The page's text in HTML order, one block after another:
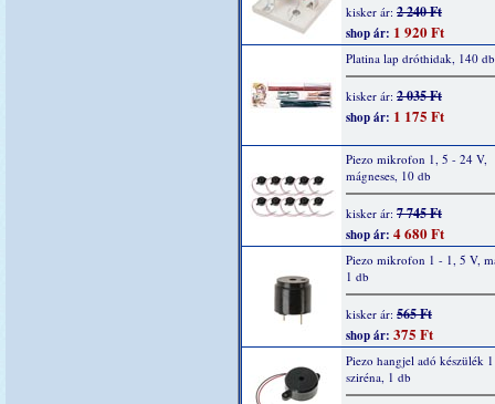
kisker ár: 2 240 Ft
shop ár: 1 920 Ft
Platina lap dróthidak, 140
kisker ár: 2 035 Ft
shop ár: 1 175 Ft
Piezo mikrofon 1, 5 - 24 V,
mágneses, 10 db
kisker ár: 7 745 Ft
shop ár: 4 680 Ft
Piezo mikrofon 1 - 1, 5 V,
1 db
kisker ár: 565 Ft
shop ár: 375 Ft
Piezo hangjel adó készülék
sziréna, 1 db